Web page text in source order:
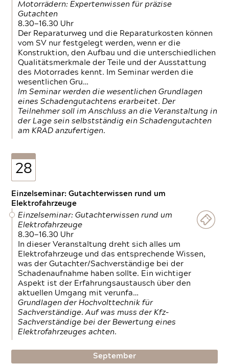
Motorrädern: Expertenwissen für präzise
Gutachten
8.30—16.30 Uhr
Der Reparaturweg und die Reparaturkosten können
vom SV nur festgelegt werden, wenn er die
Konstruktion, den Aufbau und die unterschiedlichen
Qualitätsmerkmale der Teile und der Ausstattung
des Motorrades kennt. Im Seminar werden die
wesentlichen Gru…
Im Seminar werden die wesentlichen Grundlagen
eines Schadengutachtens erarbeitet. Der
Teilnehmer soll im Anschluss an die Veranstaltung in
der Lage sein selbstständig ein Schadengutachten
am KRAD anzufertigen.
28
Einzelseminar: Gutachterwissen rund um
Elektrofahrzeuge
Einzelseminar: Gutachterwissen rund um
Elektrofahrzeuge
8.30—16.30 Uhr
In dieser Veranstaltung dreht sich alles um
Elektrofahrzeuge und das entsprechende Wissen,
was der Gutachter/Sachverständige bei der
Schadenaufnahme haben sollte. Ein wichtiger
Aspekt ist der Erfahrungsaustausch über den
aktuellen Umgang mit verunfa…
Grundlagen der Hochvolttechnik für
Sachverständige. Auf was muss der Kfz-
Sachverständige bei der Bewertung eines
Elektrofahrzeuges achten.
September